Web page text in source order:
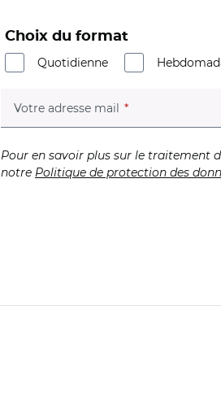
Choix du format
Quotidienne
Votre adresse mail (champ
Pour en savoir plus sur le traitement
notre Politique de protection des